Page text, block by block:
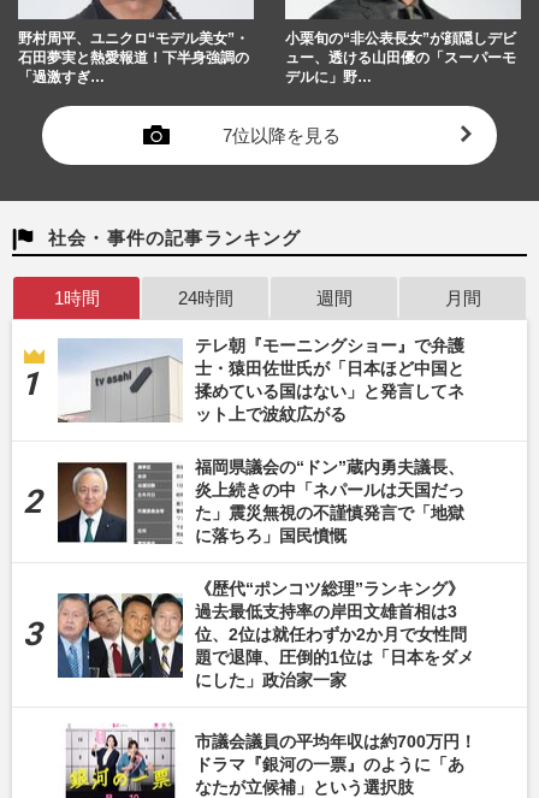
野村周平、ユニクロ“モデル美女”・
石田夢実と熱愛報道！下半身強調の
「過激すぎ…
小栗旬の“非公表長女”が顔隠しデビ
ュー、透ける山田優の「スーパーモ
デルに」野…
7位以降を見る
社会・事件の記事ランキング
1時間 24時間 週間 月間
テレ朝『モーニングショー』で弁護
士・猿田佐世氏が「日本ほど中国と
揉めている国はない」と発言してネ
ット上で波紋広がる
福岡県議会の“ドン”蔵内勇夫議長、
炎上続きの中「ネパールは天国だっ
た」震災無視の不謹慎発言で「地獄
に落ちろ」国民憤慨
《歴代“ポンコツ総理”ランキング》
過去最低支持率の岸田文雄首相は3
位、2位は就任わずか2か月で女性問
題で退陣、圧倒的1位は「日本をダメ
にした」政治家一家
市議会議員の平均年収は約700万円！
ドラマ『銀河の一票』のように「あ
なたが立候補」という選択肢